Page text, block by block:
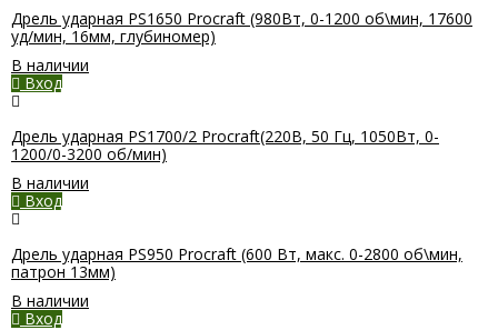
Дрель ударная PS1650 Procraft (980Вт, 0-1200 об\мин, 17600
уд/мин, 16мм, глубиномер)
В наличии
Вход
Дрель ударная PS1700/2 Procraft(220В, 50 Гц, 1050Вт, 0-
1200/0-3200 об/мин)
В наличии
Вход
Дрель ударная PS950 Procraft (600 Вт, макс. 0-2800 об\мин,
патрон 13мм)
В наличии
Вход